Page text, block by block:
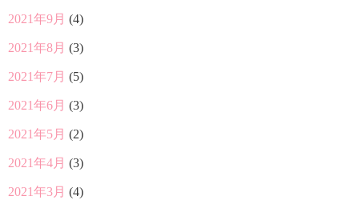
2021年9月 (4)
2021年8月 (3)
2021年7月 (5)
2021年6月 (3)
2021年5月 (2)
2021年4月 (3)
2021年3月 (4)